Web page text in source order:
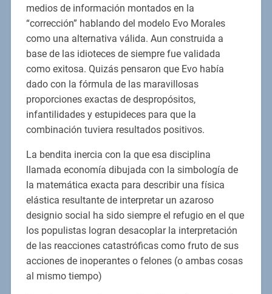
medios de información montados en la
“corrección” hablando del modelo Evo Morales
como una alternativa válida. Aun construida a
base de las idioteces de siempre fue validada
como exitosa. Quizás pensaron que Evo había
dado con la fórmula de las maravillosas
proporciones exactas de despropósitos,
infantilidades y estupideces para que la
combinación tuviera resultados positivos.
La bendita inercia con la que esa disciplina
llamada economía dibujada con la simbología de
la matemática exacta para describir una física
elástica resultante de interpretar un azaroso
designio social ha sido siempre el refugio en el que
los populistas logran desacoplar la interpretación
de las reacciones catastróficas como fruto de sus
acciones de inoperantes o felones (o ambas cosas
al mismo tiempo)